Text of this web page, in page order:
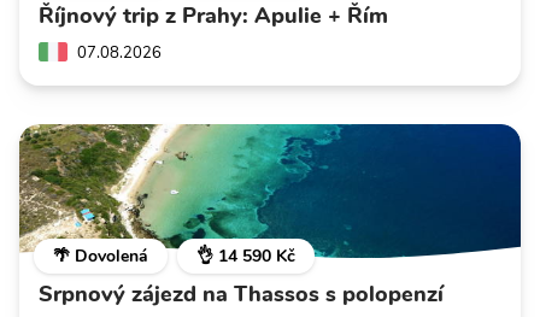
Říjnový trip z Prahy: Apulie + Řím
07.08.2026
🌴 Dovolená 👌 14 590 Kč
Srpnový zájezd na Thassos s polopenzí